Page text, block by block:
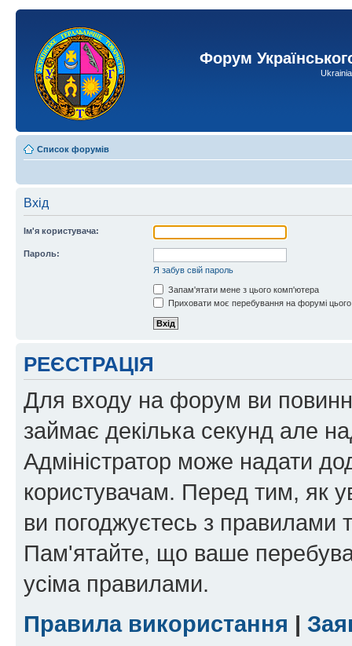
Форум
Список форумів
Вхід
Ім'я користувача:
Пароль:
Я забув свій пароль
Запам'ятати мене з цього комп'ютера
Приховати моє перебування на форумі
РЕЄСТРАЦІЯ
Для входу на форум ви
займає декілька секунд але
Адміністратор може надати
користувачам. Перед тим, як
ви погоджуєтесь з правилами
Пам'ятайте, що ваше
усіма правилами.
Правила використання |